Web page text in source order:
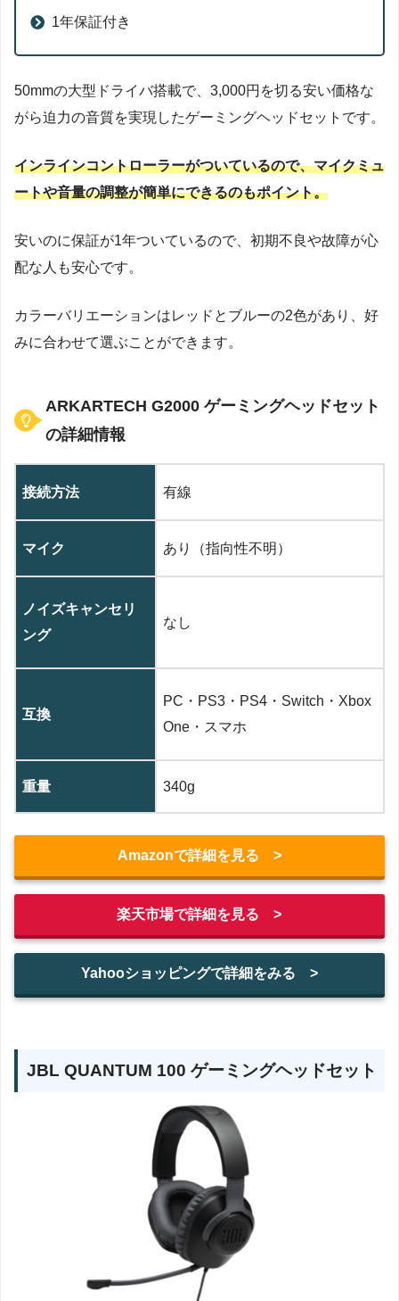
1年保証付き
50mmの大型ドライバ搭載で、3,000円を切る安い価格な
がら迫力の音質を実現したゲーミングヘッドセットです。
インラインコントローラーがついているので、マイクミュ
ートや音量の調整が簡単にできるのもポイント。
安いのに保証が1年ついているので、初期不良や故障が心
配な人も安心です。
カラーバリエーションはレッドとブルーの2色があり、好
みに合わせて選ぶことができます。
ARKARTECH G2000 ゲーミングヘッドセット
の詳細情報
接続方法 有線
マイク あり（指向性不明）
ノイズキャンセリ
ング
なし
互換
PC・PS3・PS4・Switch・Xbox
One・スマホ
重量 340g
Amazonで詳細を見る >
楽天市場で詳細を見る >
Yahooショッピングで詳細をみる >
JBL QUANTUM 100 ゲーミングヘッドセット